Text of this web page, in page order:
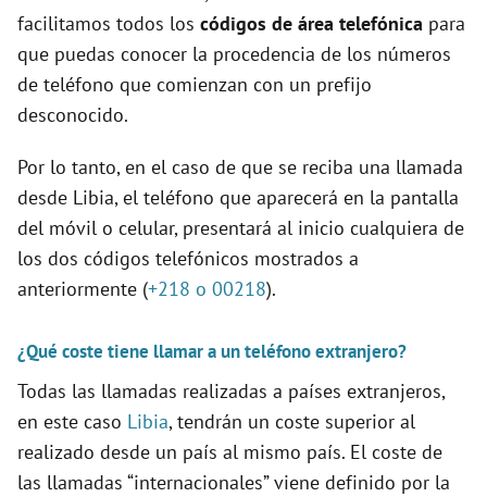
facilitamos todos los códigos de área telefónica para
que puedas conocer la procedencia de los números
de teléfono que comienzan con un prefijo
desconocido.
Por lo tanto, en el caso de que se reciba una llamada
desde Libia, el teléfono que aparecerá en la pantalla
del móvil o celular, presentará al inicio cualquiera de
los dos códigos telefónicos mostrados a
anteriormente (+218 o 00218).
¿Qué coste tiene llamar a un teléfono extranjero?
Todas las llamadas realizadas a países extranjeros,
en este caso Libia, tendrán un coste superior al
realizado desde un país al mismo país. El coste de
las llamadas “internacionales” viene definido por la